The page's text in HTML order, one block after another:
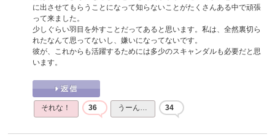
に出させてもらうことになって知らないことがたくさんある中で頑張
って来ました。
少しぐらい羽目を外すことだってあると思います。私は、全然裏切ら
れたなんて思ってないし、嫌いになってないです。
彼が、これからも活躍するためには多少のスキャンダルも必要だと思
います。
それな！ 36 うーん… 34